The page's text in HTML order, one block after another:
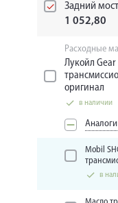
Задний
1 052,80
Расходные
Лукойл Gear
оригинал
в наличии
Аналоги
Mobil
в